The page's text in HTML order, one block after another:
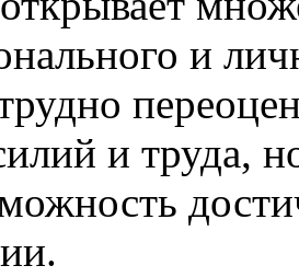
и
и труда,